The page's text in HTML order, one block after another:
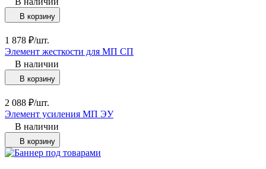
В корзину
1 878 ₽/шт.
Элемент жесткости для МП СП
В наличии
В корзину
2 088 ₽/шт.
Элемент усиления МП ЭУ
В наличии
В корзину